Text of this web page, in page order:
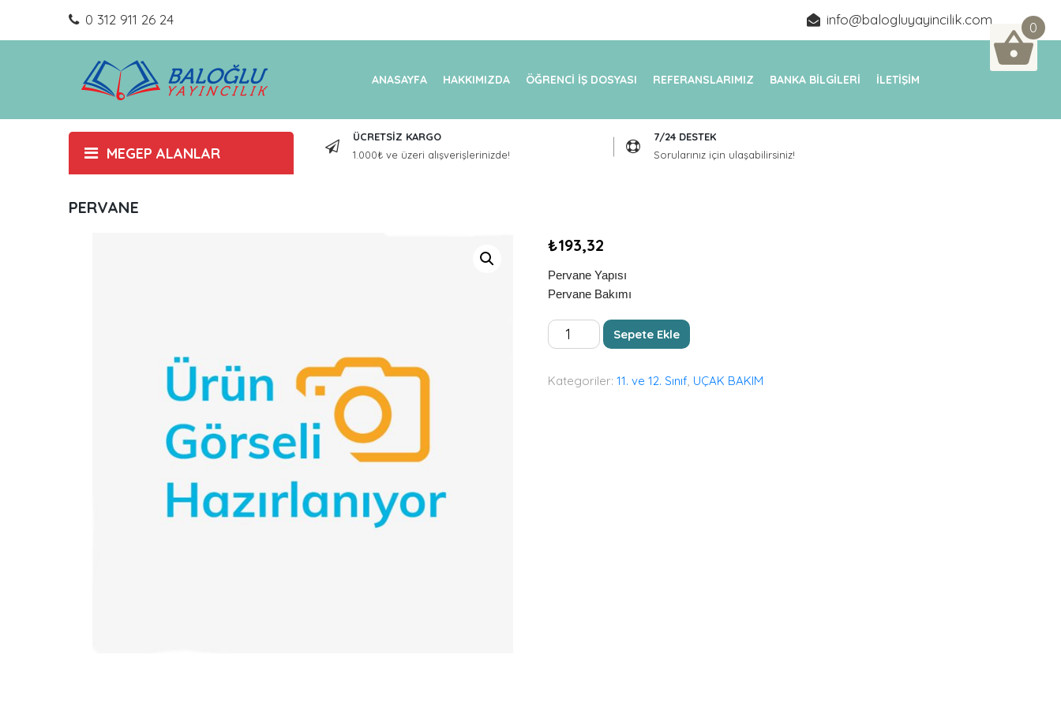
0 312 911 26 24 info@balogluyayincilik.com
ANASAYFA HAKKIMIZDA ÖĞRENCİ İŞ DOSYASI REFERANSLARIMIZ BANKA BİLGİLERİ İLETİŞİM
MEGEP ALANLAR
ÜCRETSİZ KARGO
1.000₺ ve üzeri alışverişlerinizde!
7/24 DESTEK
Sorularınız için ulaşabilirsiniz!
PERVANE
₺193,32
Pervane Yapısı
Pervane Bakımı
PERVANE
adet
Sepete Ekle
Kategoriler:11. ve 12. Sınıf, UÇAK BAKIM
0